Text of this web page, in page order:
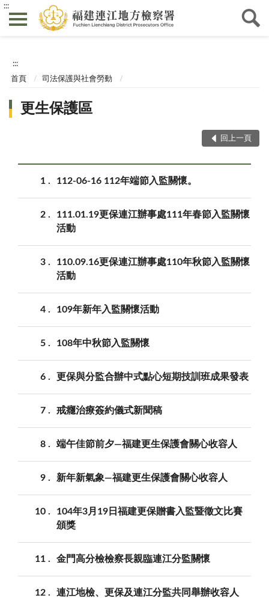
:::
:::
首頁 司法保護與社會勞動
更生保護區
回上一頁
1 112-06-16 112年端節入監關懷。
2
111.01.19更保連江辦事處111年春節入監關懷
活動
3
110.09.16更保連江辦事處110年秋節入監關懷
活動
4 109年新年入監關懷活動
5 108年中秋節入監關懷
6 更保與分監合辦中式點心短期技訓班成果發表
7 戒癮治療簽約儀式新聞稿
8 端午佳節前夕—福建更生保護會關心收容人
9 新年新氣象—福建更生保護會關心收容人
10
104年3月19日福建更保贈書入監暨徵文比賽
頒獎
11 金門高分檢檢察長親臨連江分監關懷
12
連江地檢、更保及連江分監共同舉辦收容人